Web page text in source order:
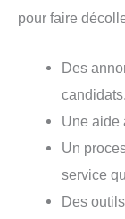
pour faire
Des
candidats,
Une aide
Un
service
Des